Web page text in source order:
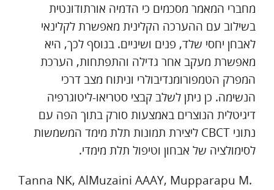
מחברי המאמר מסכמים כי הדמיה אורתודונטית
בשילוב עם ההערכה הקלינית מאפשרת לקלינאי
לאבחן יחסי שלד, פנים ושיניים. בנוסף לכך, היא
מאפשרת מעקב אחר גדילה והתפתחות, הערכת
המפרק הטמפורומנדיבולרי וניתוח מצב דרכי
הנשימה. כן ניתן לשלב קבצי סטריאו-ליטוגרפיה
דיגיטלית הנוצרים באמצעות סורק בתוך הפה עם
נתוני CBCT ליצירת תמונות תלת מימד המשמשות
לסימולציה של אבחון וטיפול תלת מימדי.
Tanna NK, AlMuzaini AAAY, Mupparapu M.